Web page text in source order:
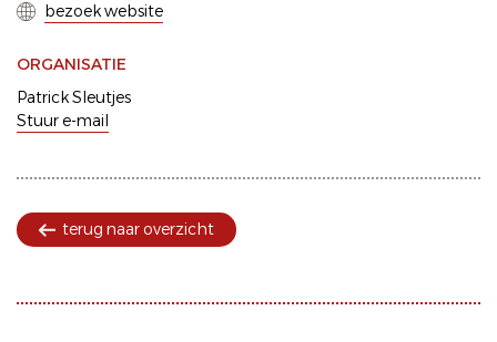
bezoek website
ORGANISATIE
Patrick Sleutjes
Stuur e-mail
terug naar overzicht